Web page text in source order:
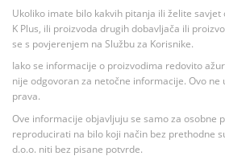
Ukoliko imate bilo kakvih pitanja ili želite
K Plus, ili proizvoda drugih dobavljača ili
se s povjerenjem na Službu za Korisnike.
Iako se informacije o proizvodima redovito
nije odgovoran za netočne informacije. Ovo ne
prava.
Ove informacije objavljuju se samo za osobne
reproducirati na bilo koji način bez prethodne
d.o.o. niti bez pisane potvrde.